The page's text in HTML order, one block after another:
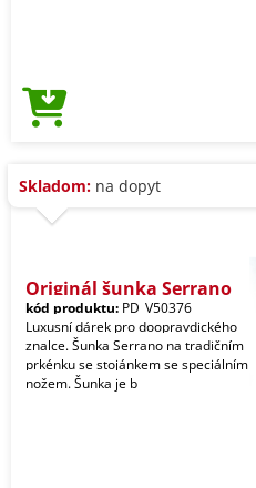
Skladom: na dopyt
Originál šunka Serrano
kód produktu: PD_V50376
Luxusní dárek pro doopravdického
znalce. Šunka Serrano na tradičním
prkénku se stojánkem se speciálním
nožem. Šunka je b